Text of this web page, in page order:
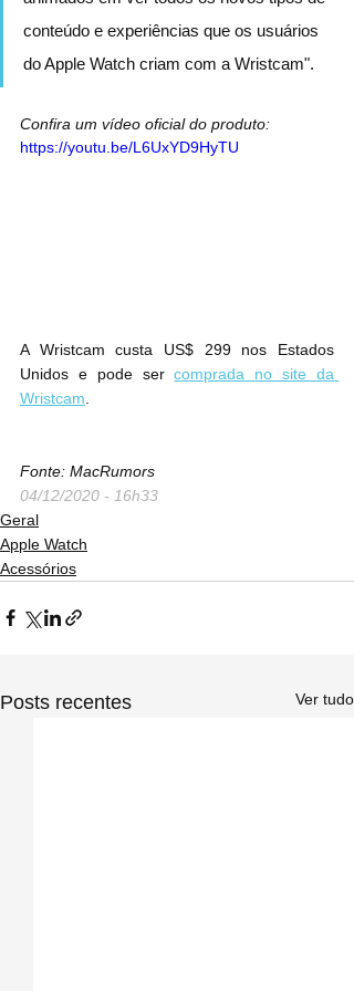
conteúdo e experiências que os usuários
do Apple Watch criam com a Wristcam".
Confira um vídeo oficial do produto:
https://youtu.be/L6UxYD9HyTU
A Wristcam custa US$ 299 nos Estados
Unidos e pode ser comprada no site da
Wristcam
Fonte: MacRumors
04/12/2020 - 16h33
Geral
Apple Watch
Acessórios
Posts recentes Ver tudo